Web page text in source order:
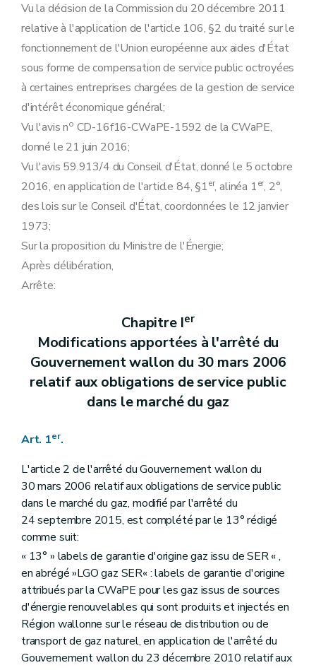
Vu la décision de la Commission du 20 décembre 2011
relative à l'application de l'article 106, §2 du traité sur le
fonctionnement de l'Union européenne aux aides d'État
sous forme de compensation de service public octroyées
à certaines entreprises chargées de la gestion de service
d'intérêt économique général;
Vu l'avis no CD-16f16-CWaPE-1592 de la CWaPE,
donné le 21 juin 2016;
Vu l'avis 59.913/4 du Conseil d'État, donné le 5 octobre
2016, en application de l'article 84, §1er, alinéa 1er, 2°,
des lois sur le Conseil d'État, coordonnées le 12 janvier
1973;
Sur la proposition du Ministre de l'Énergie;
Après délibération,
Arrête:
Chapitre Ier
Modifications apportées à l'arrêté du
Gouvernement wallon du 30 mars 2006
relatif aux obligations de service public
dans le marché du gaz
Art. 1er.
L'article 2 de l'arrêté du Gouvernement wallon du
30 mars 2006 relatif aux obligations de service public
dans le marché du gaz, modifié par l'arrêté du
24 septembre 2015, est complété par le 13° rédigé
comme suit:
« 13° » labels de garantie d'origine gaz issu de SER « ,
en abrégé »LGO gaz SER« : labels de garantie d'origine
attribués par la CWaPE pour les gaz issus de sources
d'énergie renouvelables qui sont produits et injectés en
Région wallonne sur le réseau de distribution ou de
transport de gaz naturel, en application de l'arrêté du
Gouvernement wallon du 23 décembre 2010 relatif aux